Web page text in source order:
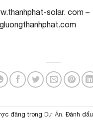
solar. com –
đăng trong Dự Án. Đánh dấu